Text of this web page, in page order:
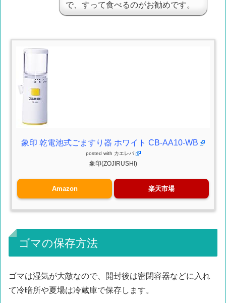
で、すって食べるのがお勧めです。
象印 乾電池式ごますり器 ホワイト CB-AA10-WB
posted with カエレバ
象印(ZOJIRUSHI)
Amazon 楽天市場
ゴマの保存方法
ゴマは湿気が大敵なので、開封後は密閉容器などに入れ
て冷暗所や夏場は冷蔵庫で保存します。